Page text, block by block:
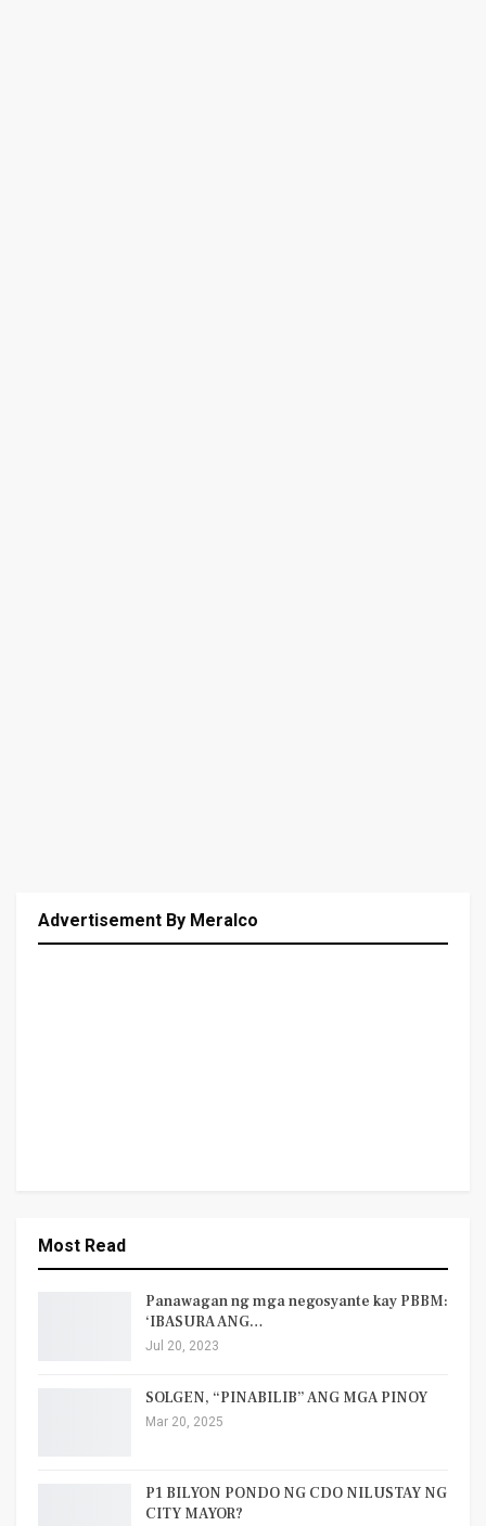
Advertisement By Meralco
Most Read
Panawagan ng mga negosyante kay PBBM:
‘IBASURA ANG…
Jul 20, 2023
SOLGEN, “PINABILIB” ANG MGA PINOY
Mar 20, 2025
P1 BILYON PONDO NG CDO NILUSTAY NG
CITY MAYOR?